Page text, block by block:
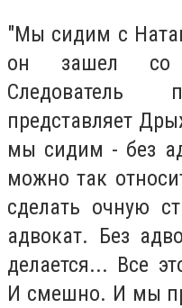
"Мы сидим с
он зашел со
Следователь
представляет
мы сидим - без
можно так
сделать очную
адвокат. Без
делается... Все
И смешно. И мы